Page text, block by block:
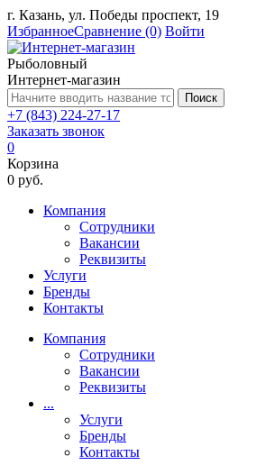
г. Казань, ул. Победы проспект, 19
ИзбранноеСравнение (0) Войти
Рыболовный
Интернет-магазин
Поиск
+7 (843) 224-27-17
Заказать звонок
0
Корзина
0 руб.
Компания
Сотрудники
Вакансии
Реквизиты
Услуги
Бренды
Контакты
Компания
Сотрудники
Вакансии
Реквизиты
...
Услуги
Бренды
Контакты